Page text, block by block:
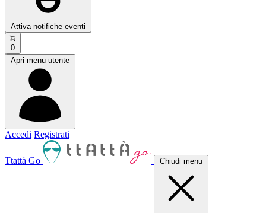
Attiva notifiche eventi
0
Apri menu utente
Accedi Registrati
Ttattà Go Chiudi menu